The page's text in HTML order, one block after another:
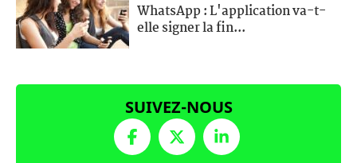
WhatsApp : L'application va-t-
elle signer la fin...
SUIVEZ-NOUS